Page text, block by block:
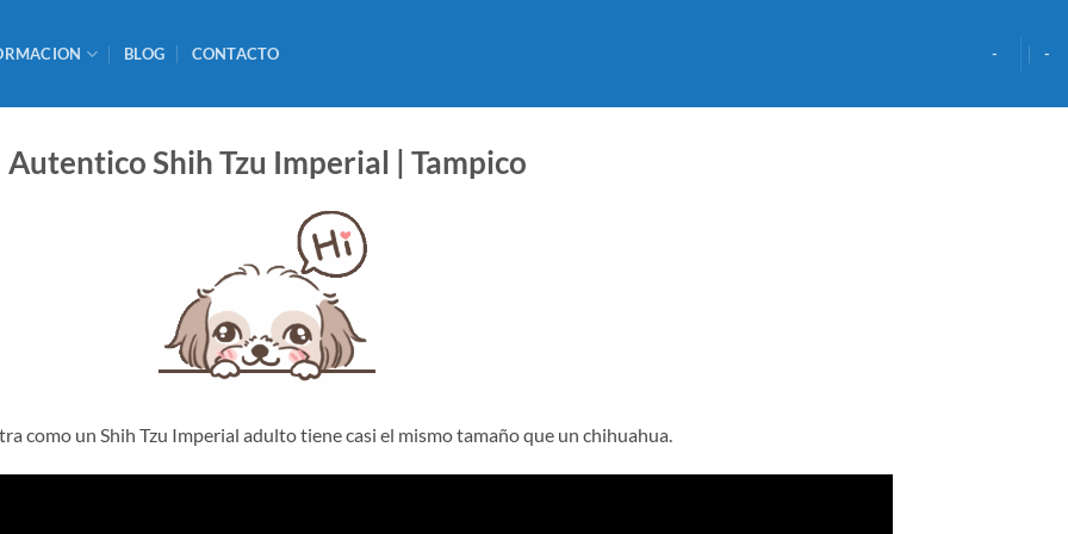
BLOG CONTACTO - -
Autentico Shih Tzu Imperial | Tampico
como un Shih Tzu Imperial adulto tiene casi el mismo tamaño que un chihuahua.